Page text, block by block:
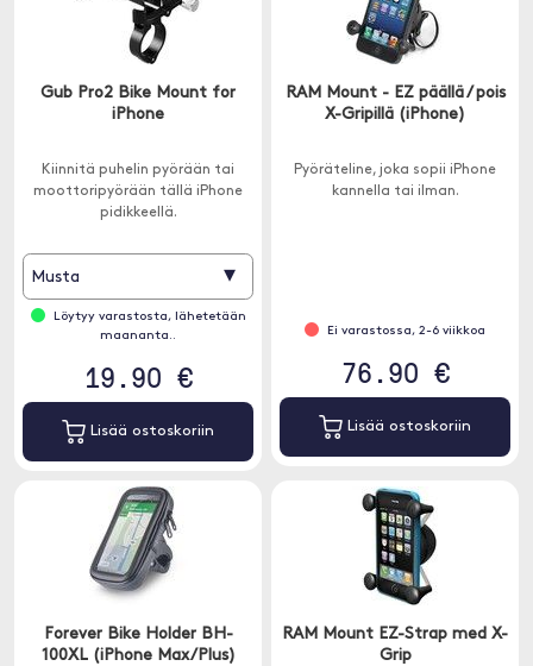
Gub Pro2 Bike Mount for
iPhone
Kiinnitä puhelin pyörään tai
moottoripyörään tällä iPhone
pidikkeellä.
Musta ▾
Löytyy varastosta, lähetetään
maananta..
19.90 €
Lisää ostoskoriin
RAM Mount - EZ päällä / pois
X-Gripillä (iPhone)
Pyöräteline, joka sopii iPhone
kannella tai ilman.
Ei varastossa, 2-6 viikkoa
76.90 €
Lisää ostoskoriin
Forever Bike Holder BH-
100XL (iPhone Max/Plus)
RAM Mount EZ-Strap med X-
Grip